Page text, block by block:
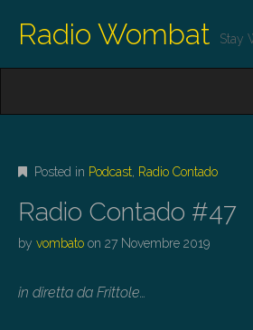
Radio Wombat Stay
M
E
N
U
C
N
E
Posted in Podcast Radio Contado
Radio Contado #47
by vombato on 27 Novembre 2019
in diretta da Frittole…